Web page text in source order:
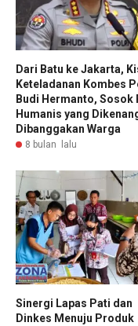
Dari Batu ke Jakarta,
Keteladanan Kombes
Budi Hermanto, Sosok
Humanis yang
Dibanggakan Warga
8 bulan lalu
Sinergi Lapas Pati dan
Dinkes Menuju Produk